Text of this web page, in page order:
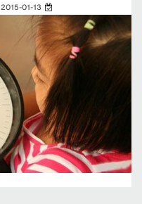
2015-01-13